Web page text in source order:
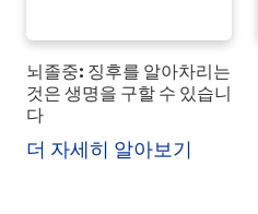
뇌졸중: 징후를 알아차리는
것은 생명을 구할 수 있습니
다
더 자세히 알아보기